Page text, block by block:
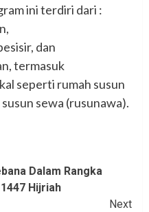
ini terdiri dari :
dan
termasuk
seperti rumah susun
sewa (rusunawa).
Dalam Rangka
Hijriah
Next